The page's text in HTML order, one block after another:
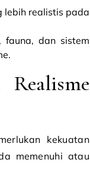
lebih realistis pada
fauna, dan sistem
kekuatan
memenuhi atau